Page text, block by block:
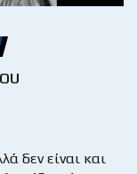
δεν είναι και